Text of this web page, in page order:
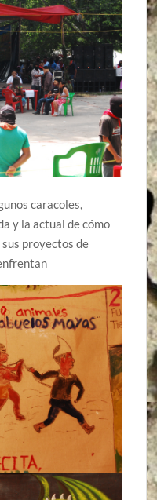
caracoles,
y la actual de cómo
proyectos de